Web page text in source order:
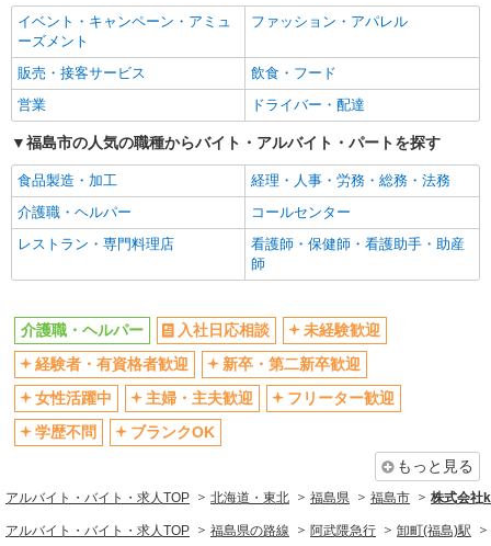
イベント・キャンペーン・アミュ
ーズメント
ファッション・アパレル
販売・接客サービス
飲食・フード
営業
ドライバー・配達
福島市の人気の職種からバイト・アルバイト・パートを探す
食品製造・加工
経理・人事・労務・総務・法務
介護職・ヘルパー
コールセンター
レストラン・専門料理店
看護師・保健師・看護助手・助産
師
介護職・ヘルパー 入社日応相談
未経験歓迎
経験者・有資格者歓迎
新卒・第二新卒歓迎
女性活躍中
主婦・主夫歓迎
フリーター歓迎
学歴不問
ブランクOK
もっと見る
アルバイト・バイト・求人TOP 北海道・東北 福島県 福島市 株式会社
アルバイト・バイト・求人TOP 福島県の路線 阿武隈急行 卸町(福島)駅